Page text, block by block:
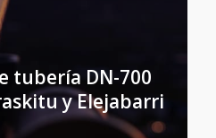
tubería DN-700
y Elejabarri